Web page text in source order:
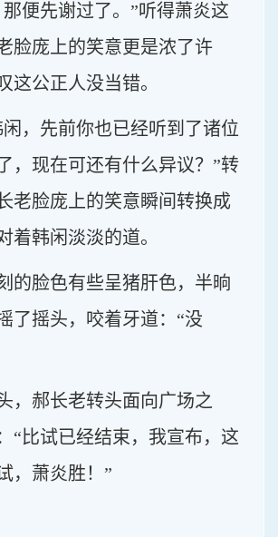
那便先谢过了。”听得萧炎这
脸庞上的笑意更是浓了许
这公正人没当错。
闲，先前你也已经听到了诸位
，现在可还有什么异议？”转
老脸庞上的笑意瞬间转换成
着韩闲淡淡的道。
的脸色有些呈猪肝色，半晌
了摇头，咬着牙道：“没
，郝长老转头面向广场之
“比试已经结束，我宣布，这
，萧炎胜！”